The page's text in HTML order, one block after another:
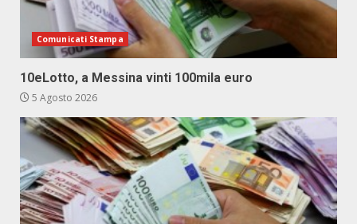
Comunicati Stampa
10eLotto, a Messina vinti 100mila euro
5 Agosto 2026